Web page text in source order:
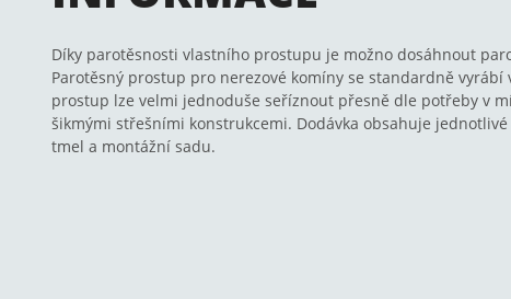
Díky parotěsnosti vlastního prostupu je možno dosáhnout
Parotěsný prostup pro nerezové komíny se standardně vyrábí
prostup lze velmi jednoduše seříznout přesně dle potřeby v
šikmými střešními konstrukcemi. Dodávka obsahuje
tmel a montážní sadu.